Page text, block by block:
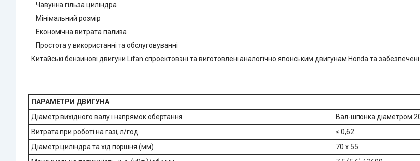
Чавунна гільза циліндра
Мінімальний розмір
Економічна витрата палива
Простота у використанні та обслуговуванні
Китайські бензинові двигуни Lifan спроектовані та виготовлені аналогічно японським двигунам Honda та
ПАРАМЕТРИ ДВИГУНА
Діаметр вихідного валу і напрямок обертання
Вал-шпонка діаметром
Витрата при роботі на газі, л/год
≤ 0,62
Діаметр циліндра та хід поршня (мм)
70 х 55